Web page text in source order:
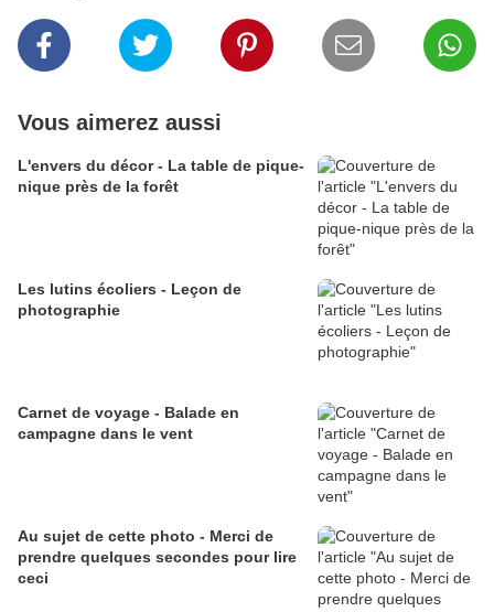
Vous aimerez aussi
L'envers du décor - La table de pique-
nique près de la forêt
Les lutins écoliers - Leçon de
photographie
Carnet de voyage - Balade en
campagne dans le vent
Au sujet de cette photo - Merci de
prendre quelques secondes pour lire
ceci